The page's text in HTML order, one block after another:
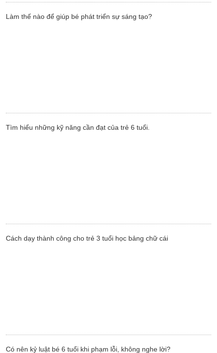
Làm thế nào để giúp bé phát triển sự sáng tạo?
Tìm hiểu những kỹ năng cần đạt của trẻ 6 tuổi.
Cách dạy thành công cho trẻ 3 tuổi học bảng chữ cái
Có nên kỷ luật bé 6 tuổi khi phạm lỗi, không nghe lời?